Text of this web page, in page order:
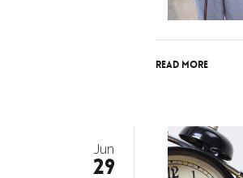
Read More
Jun
29